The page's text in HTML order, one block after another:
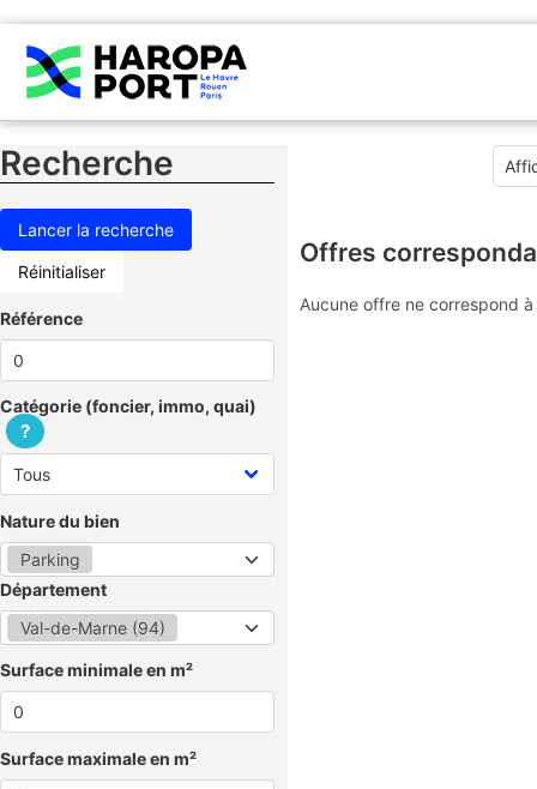
Recherche
Réinitialiser
Référence
Catégorie (foncier, immo, quai)
?
Nature du bien
Parking
Département
Val-de-Marne (94)
Surface minimale en m²
Surface maximale en m²
Offres
Aucune offre ne correspond